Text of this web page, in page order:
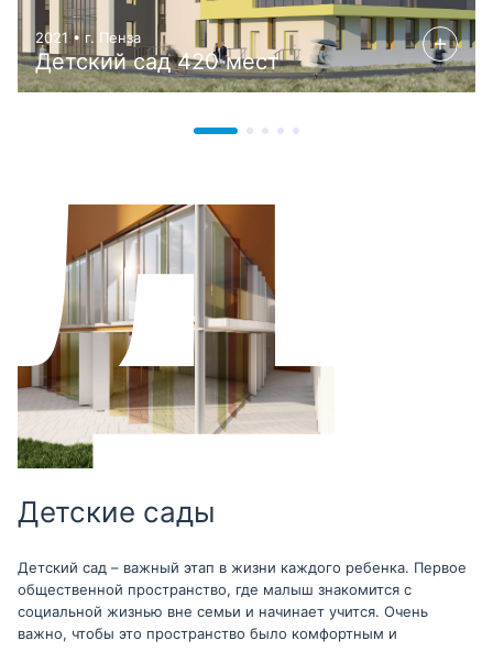
2021 • г. Пенза
Детский сад 420 мест
Детские сады
Детский сад – важный этап в жизни каждого ребенка. Первое
общественной пространство, где малыш знакомится с
социальной жизнью вне семьи и начинает учится. Очень
важно, чтобы это пространство было комфортным и